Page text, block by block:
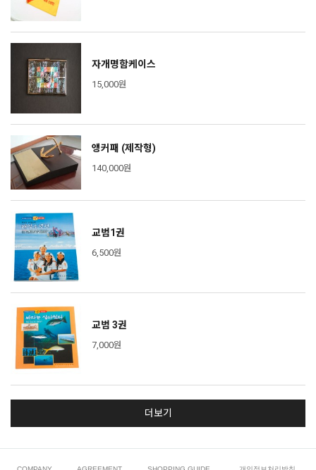
자개명함케이스
15,000원
앵커패 (제작형)
140,000원
교범1권
6,500원
교범 3권
7,000원
더보기